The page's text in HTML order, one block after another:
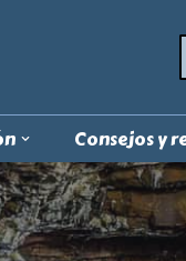
Consejos y